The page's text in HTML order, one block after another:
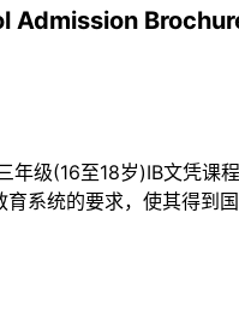
Admission
年级(16至18岁)IB文凭课
系统的要求，使其得到